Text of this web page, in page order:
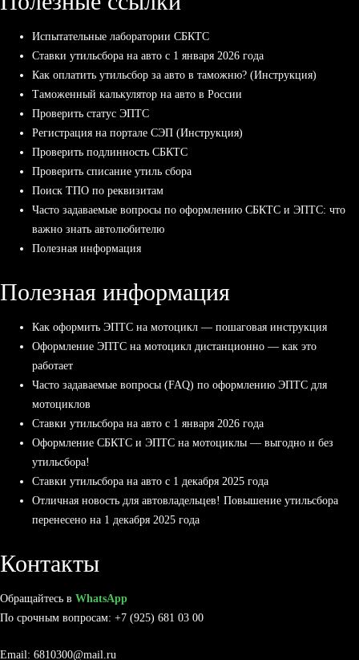
Испытательные лаборатории СБКТС
Ставки утильсбора на авто с 1 января 2026 года
Как оплатить утильсбор за авто в таможню? (Инструкция)
Таможенный калькулятор на авто в России
Проверить статус ЭПТС
Регистрация на портале СЭП (Инструкция)
Проверить подлинность СБКТС
Проверить списание утиль сбора
Поиск ТПО по реквизитам
Часто задаваемые вопросы по оформлению СБКТС и ЭПТС: что
важно знать автолюбителю
Полезная информация
Полезная информация
Как оформить ЭПТС на мотоцикл — пошаговая инструкция
Оформление ЭПТС на мотоцикл дистанционно — как это
работает
Часто задаваемые вопросы (FAQ) по оформлению ЭПТС для
мотоциклов
Ставки утильсбора на авто с 1 января 2026 года
Оформление СБКТС и ЭПТС на мотоциклы — выгодно и без
утильсбора!
Ставки утильсбора на авто с 1 декабря 2025 года
Отличная новость для автовладельцев! Повышение утильсбора
перенесено на 1 декабря 2025 года
Контакты
Обращайтесь в WhatsApp
По срочным вопросам: +7 (925) 681 03 00
Email: 6810300@mail.ru